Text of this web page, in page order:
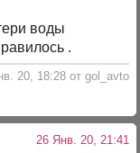
воды
.
20, 18:28 от gol_avto
26 Янв. 20, 21:41